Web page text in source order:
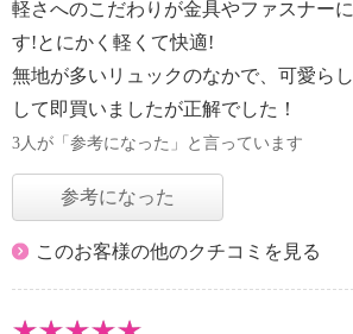
軽さへのこだわりが金具やファスナー
す!とにかく軽くて快適!
無地が多いリュックのなかで、可愛ら
して即買いましたが正解でした！
3人が「参考になった」と言っています
参考になった
このお客様の他のクチコミを見る